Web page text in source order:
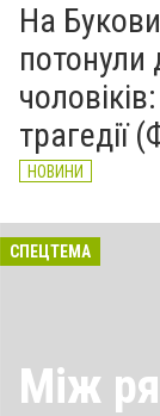
На
потонули
трагедії
НОВИНИ
СПЕЦТЕМА
Між